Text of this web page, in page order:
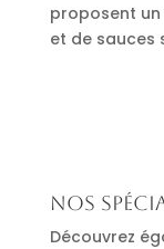
proposent
et de sauces
Nos
Découvrez